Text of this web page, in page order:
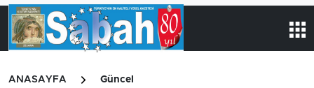
ANASAYFA Güncel